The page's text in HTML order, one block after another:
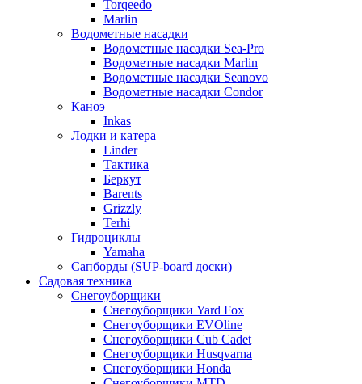
Torqeedo
Marlin
Водометные насадки
Водометные насадки Sea-Pro
Водометные насадки Marlin
Водометные насадки Seanovo
Водометные насадки Condor
Каноэ
Inkas
Лодки и катера
Linder
Тактика
Беркут
Barents
Grizzly
Terhi
Гидроциклы
Yamaha
Сапборды (SUP-board доски)
Садовая техника
Снегоуборщики
Снегоуборщики Yard Fox
Снегоуборщики EVOline
Снегоуборщики Cub Cadet
Снегоуборщики Husqvarna
Снегоуборщики Honda